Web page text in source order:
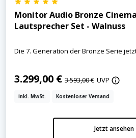
Monitor Audio Bronze Cinema
Lautsprecher Set - Walnuss
Die 7. Generation der Bronze Serie
3.299,00 € 3.593,00 € UVP
inkl. MwSt. Kostenloser Versand
Jetzt ansehen